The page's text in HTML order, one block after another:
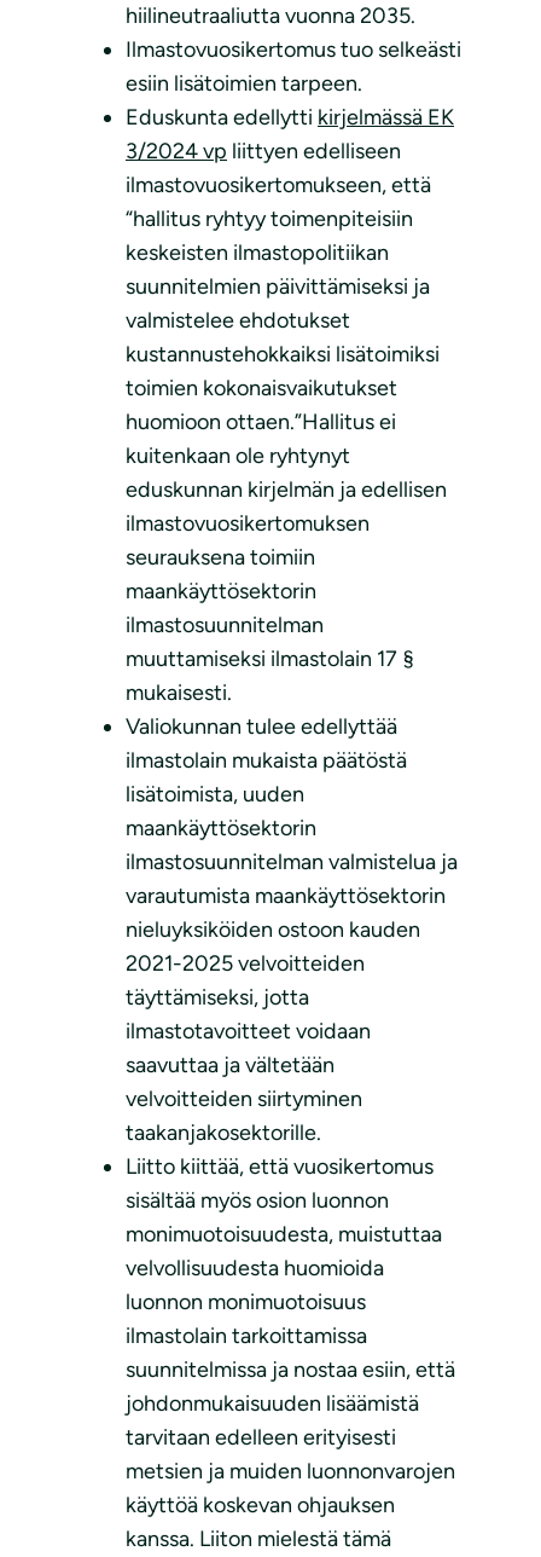
hiilineutraaliutta vuonna 2035.
Ilmastovuosikertomus tuo selkeästi
esiin lisätoimien tarpeen.
Eduskunta edellytti kirjelmässä EK
3/2024 vp liittyen edelliseen
ilmastovuosikertomukseen, että
“hallitus ryhtyy toimenpiteisiin
keskeisten ilmastopolitiikan
suunnitelmien päivittämiseksi ja
valmistelee ehdotukset
kustannustehokkaiksi lisätoimiksi
toimien kokonaisvaikutukset
huomioon ottaen.”Hallitus ei
kuitenkaan ole ryhtynyt
eduskunnan kirjelmän ja edellisen
ilmastovuosikertomuksen
seurauksena toimiin
maankäyttösektorin
ilmastosuunnitelman
muuttamiseksi ilmastolain 17 §
mukaisesti.
Valiokunnan tulee edellyttää
ilmastolain mukaista päätöstä
lisätoimista, uuden
maankäyttösektorin
ilmastosuunnitelman valmistelua ja
varautumista maankäyttösektorin
nieluyksiköiden ostoon kauden
2021-2025 velvoitteiden
täyttämiseksi, jotta
ilmastotavoitteet voidaan
saavuttaa ja vältetään
velvoitteiden siirtyminen
taakanjakosektorille.
Liitto kiittää, että vuosikertomus
sisältää myös osion luonnon
monimuotoisuudesta, muistuttaa
velvollisuudesta huomioida
luonnon monimuotoisuus
ilmastolain tarkoittamissa
suunnitelmissa ja nostaa esiin, että
johdonmukaisuuden lisäämistä
tarvitaan edelleen erityisesti
metsien ja muiden luonnonvarojen
käyttöä koskevan ohjauksen
kanssa. Liiton mielestä tämä